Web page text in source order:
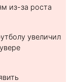
из-за роста
увеличил